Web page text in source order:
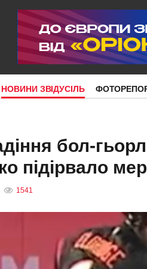
НОВИНИ ЗВІДУСІЛЬ
бол-
підірвало
1541